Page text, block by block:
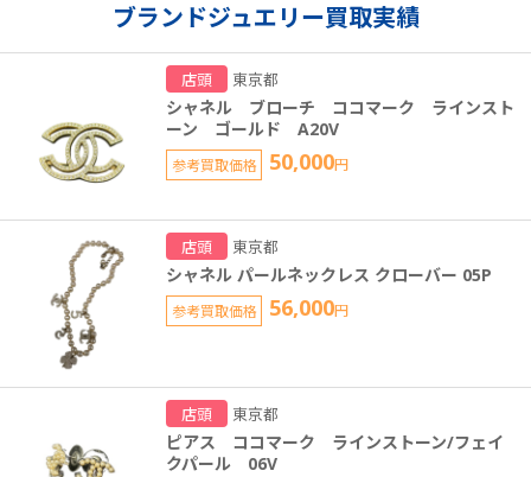
ブランドジュエリー買取実績
店頭 東京都
シャネル ブローチ ココマーク ラインスト
ーン ゴールド A20V
参考買取価格 50,000円
店頭 東京都
シャネル パールネックレス クローバー 05P
参考買取価格 56,000円
店頭 東京都
ピアス ココマーク ラインストーン/フェイ
クパール 06V